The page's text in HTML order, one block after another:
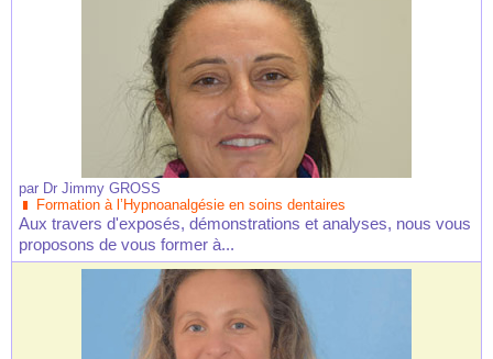
par Dr Jimmy GROSS
Formation à l’Hypnoanalgésie en soins dentaires
Aux travers d'exposés, démonstrations et analyses, nous vous
proposons de vous former à...